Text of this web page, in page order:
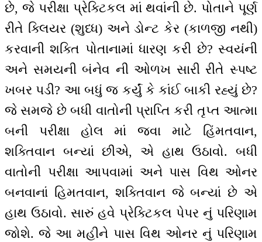
છે, જે પરીક્ષા પ્રેક્ટિકલ માં થવાંની છે. પોતાને પૂર્ણ
રીતે ક્લિયર (શુધ્ધ) અને ડોન્ટ કેર (કાળજી નથી)
કરવાની શક્તિ પોતાનામાં ધારણ કરી છે? સ્વયંની
અને સમયની બંનેવ ની ઓળખ સારી રીતે સ્પષ્ટ
ખબર પડી? આ બધું જ કર્યું કે કાંઈ બાકી રહ્યું છે?
જે સમજે છે બધી વાતોની પ્રાપ્તિ કરી તૃપ્ત આત્મા
બની પરીક્ષા હોલ માં જવા માટે હિંમતવાન,
શક્તિવાન બન્યાં છીએ, એ હાથ ઉઠાવો. બધી
વાતોની પરીક્ષા આપવામાં અને પાસ વિથ ઓનર
બનવાનાં હિમતવાન, શક્તિવાન જે બન્યાં છે એ
હાથ ઉઠાવો. સારું હવે પ્રેક્ટિકલ પેપર નું પરિણામ
જોશે. જે આ મહીને પાસ વિથ ઓનર નું પરિણામ